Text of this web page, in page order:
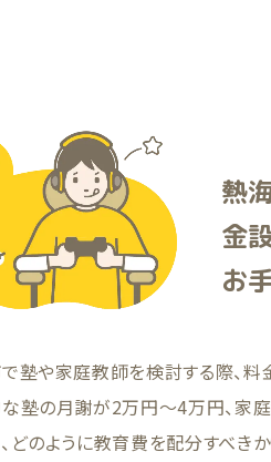
熱
金
お
塾や家庭教師を検討する際、料
塾の月謝が2万円〜4万円、家
どのように教育費を配分すべき